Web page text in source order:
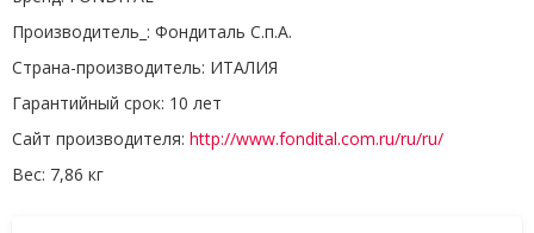
Производитель_: Фондиталь С.п.А.
Страна-производитель: ИТАЛИЯ
Гарантийный срок: 10 лет
Сайт производителя: http://www.fondital.com.ru/ru/ru/
Вес: 7,86 кг